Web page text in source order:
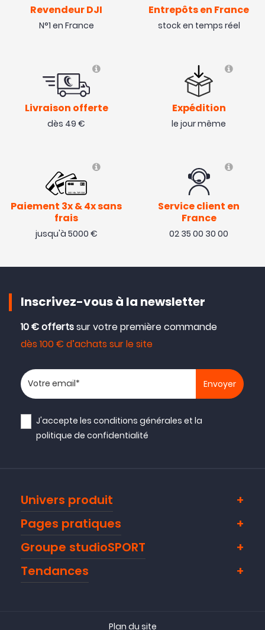
Revendeur DJI
N°1 en France
Entrepôts en France
stock en temps réel
Livraison offerte
dès 49 €
Expédition
le jour même
Paiement 3x & 4x sans
frais
jusqu'à 5000 €
Service client en
France
02 35 00 30 00
Inscrivez-vous à la newsletter
10 € offertssur votre première commande
dès 100 € d’achats sur le site
Votre adresse email
J'accepte lesconditions générales et la
politique de confidentialité
Univers produit
Pages pratiques
Groupe studioSPORT
Tendances
Plan du site